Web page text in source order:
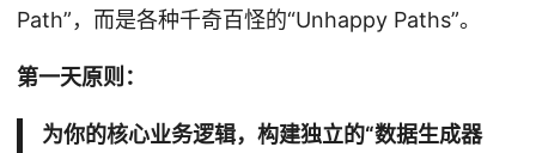
Path”，而是各种千奇百怪的“Unhappy Paths”。
第一天原则：
为你的核心业务逻辑，构建独立的“数据生成器